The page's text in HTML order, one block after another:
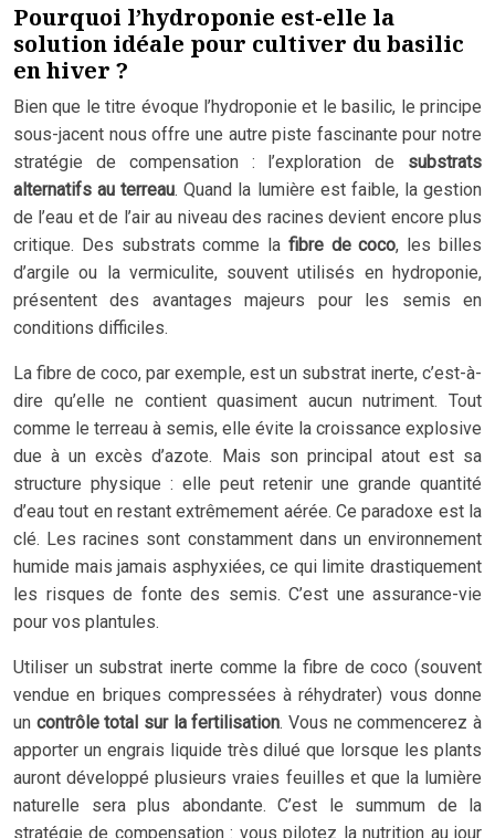
Pourquoi l’hydroponie est-elle la
solution idéale pour cultiver du basilic
en hiver ?
Bien que le titre évoque l’hydroponie et le basilic, le principe
sous-jacent nous offre une autre piste fascinante pour notre
stratégie de compensation : l’exploration de substrats
alternatifs au terreau. Quand la lumière est faible, la gestion
de l’eau et de l’air au niveau des racines devient encore plus
critique. Des substrats comme la fibre de coco, les billes
d’argile ou la vermiculite, souvent utilisés en hydroponie,
présentent des avantages majeurs pour les semis en
conditions difficiles.
La fibre de coco, par exemple, est un substrat inerte, c’est-à-
dire qu’elle ne contient quasiment aucun nutriment. Tout
comme le terreau à semis, elle évite la croissance explosive
due à un excès d’azote. Mais son principal atout est sa
structure physique : elle peut retenir une grande quantité
d’eau tout en restant extrêmement aérée. Ce paradoxe est la
clé. Les racines sont constamment dans un environnement
humide mais jamais asphyxiées, ce qui limite drastiquement
les risques de fonte des semis. C’est une assurance-vie
pour vos plantules.
Utiliser un substrat inerte comme la fibre de coco (souvent
vendue en briques compressées à réhydrater) vous donne
un contrôle total sur la fertilisation. Vous ne commencerez à
apporter un engrais liquide très dilué que lorsque les plants
auront développé plusieurs vraies feuilles et que la lumière
naturelle sera plus abondante. C’est le summum de la
stratégie de compensation : vous pilotez la nutrition au jour